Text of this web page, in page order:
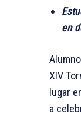
en
XIV
lugar
a